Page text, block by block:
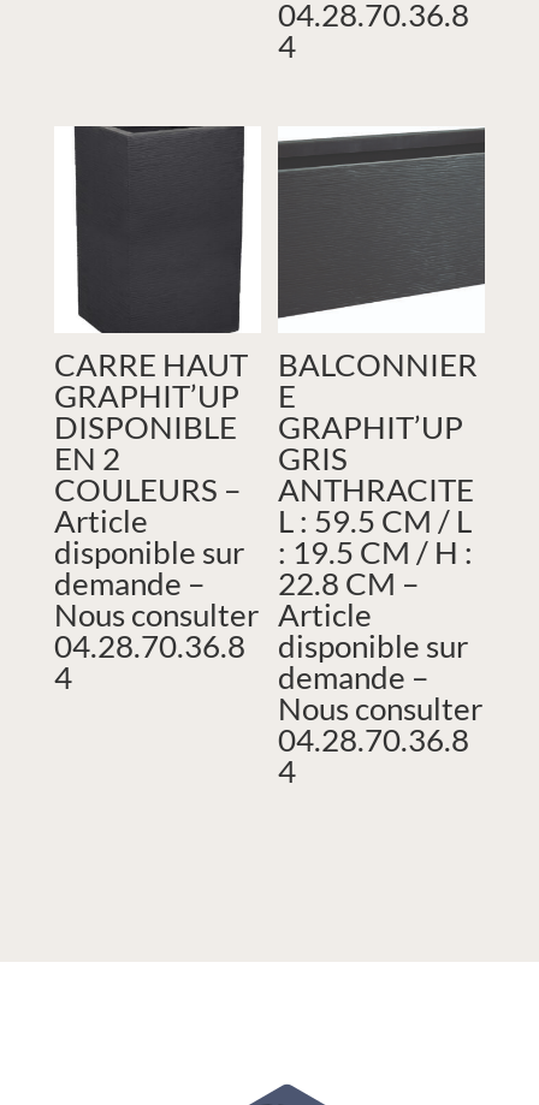
04.28.70.36.8
4
CARRE HAUT
GRAPHIT’UP
DISPONIBLE
EN 2
COULEURS –
Article
disponible sur
demande –
Nous consulter
04.28.70.36.8
4
BALCONNIER
E
GRAPHIT’UP
GRIS
ANTHRACITE
L : 59.5 CM / L
: 19.5 CM / H :
22.8 CM –
Article
disponible sur
demande –
Nous consulter
04.28.70.36.8
4